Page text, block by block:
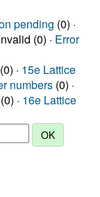
pending (0) ·
(0) · Error
(0) · 15e Lattice
numbers (0) ·
· 16e Lattice